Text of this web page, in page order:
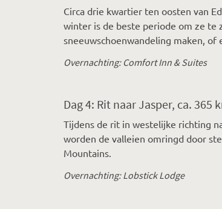
Circa drie kwartier ten oosten van
winter is de beste periode om ze te
sneeuwschoenwandeling maken, of
Overnachting: Comfort Inn & Suites
Dag 4: Rit naar Jasper, ca. 365
Tijdens de rit in westelijke richting
worden de valleien omringd door
Mountains.
Overnachting: Lobstick Lodge